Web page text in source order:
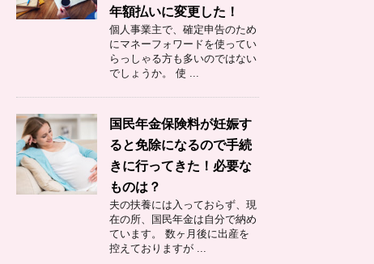
年額払いに変更した！
個人事業主で、確定申告のため
にマネーフォワードを使ってい
らっしゃる方も多いのではない
でしょうか。 使 ...
国民年金保険料が妊娠す
ると免除になるので手続
きに行ってきた！必要な
ものは？
夫の扶養には入っておらず、現
在の所、国民年金は自分で納め
ています。 数ヶ月後に出産を
控えておりますが ...